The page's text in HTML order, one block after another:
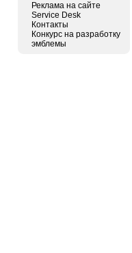
Реклама на сайте
Service Desk
Контакты
Конкурс на разработку
эмблемы